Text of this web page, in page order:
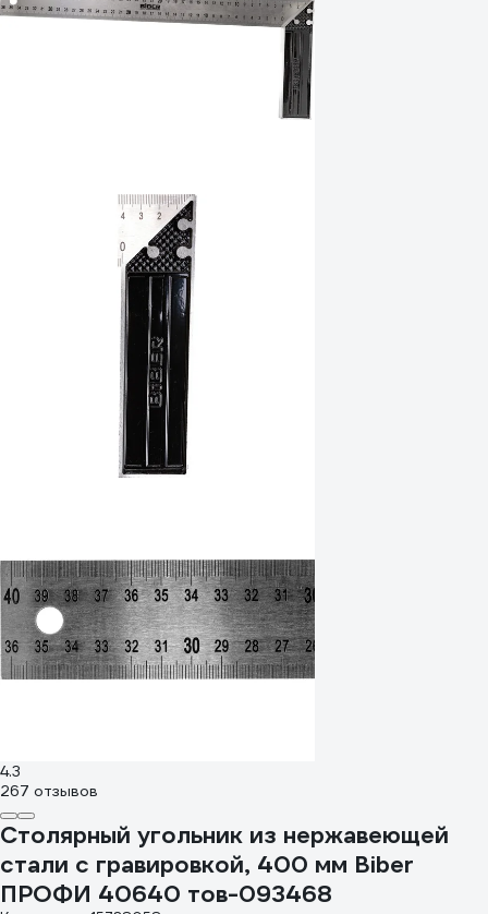
4.3
267 отзывов
Столярный угольник из нержавеющей
стали с гравировкой, 400 мм Biber
ПРОФИ 40640 тов-093468